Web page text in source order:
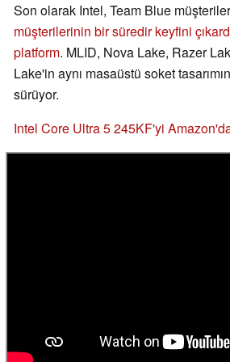
Son olarak Intel, Team Blue
müşterilerinin bir süredir keyfini
platform. MLID, Nova Lake, Razer
Lake'in aynı masaüstü soket
sürüyor.
Intel Core Ultra 5 245KF'yi